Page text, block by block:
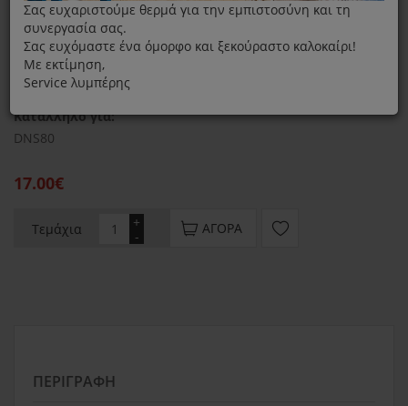
Φίλτρο σκόνης για αφυγραντήρα DNS80 Delonghi
Κατάλληλο για:
DNS80
17.00€
Τεμάχια -
+ ΑΓΟΡΆ
ΠΕΡΙΓΡΑΦΉ
Σας ευχαριστούμε θερμά για την εμπιστοσύνη και τη
συνεργασία σας.
Σας ευχόμαστε ένα όμορφο και ξεκούραστο καλοκαίρι!
Με εκτίμηση,
Service λυμπέρης